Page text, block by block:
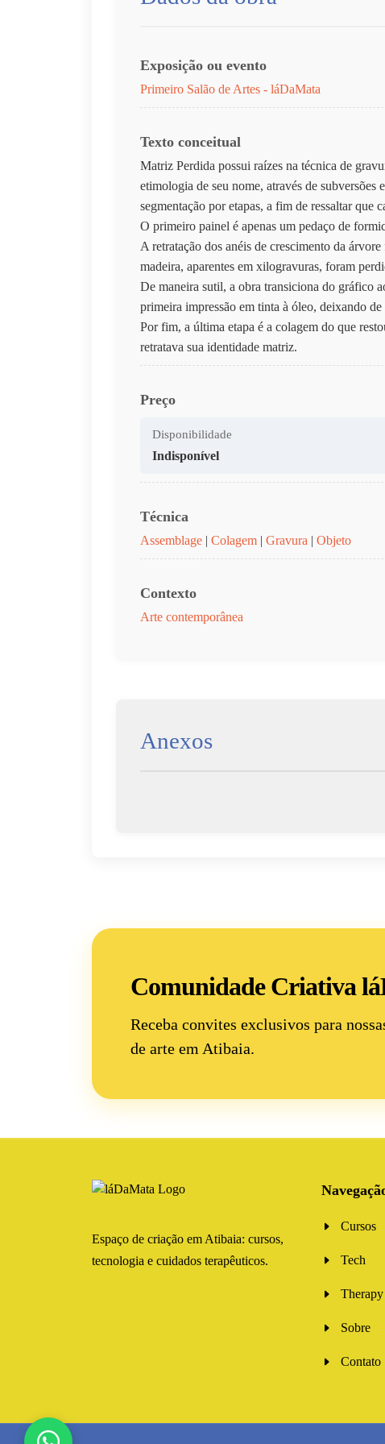
Exposição ou evento
Primeiro Salão de Artes - láDaMata
Texto conceitual
Matriz Perdida possui raízes na técnica de
etimologia de seu nome, através de
segmentação por etapas, a fim de ressaltar que
O primeiro painel é apenas um pedaço de
A retratação dos anéis de crescimento da
madeira, aparentes em xilogravuras, foram
De maneira sutil, a obra transiciona do gráfico
primeira impressão em tinta à óleo, deixando
Por fim, a última etapa é a colagem do que
retratava sua identidade matriz.
Preço
Disponibilidade
Indisponível
Técnica
Assemblage | Colagem | Gravura | Objeto
Contexto
Arte contemporânea
Anexos
Comunidade Criativa
Receba convites exclusivos para
de arte em Atibaia.
Espaço de criação em Atibaia: cursos,
tecnologia e cuidados terapêuticos.
Cursos
Tech
Therapy
Sobre
Contato